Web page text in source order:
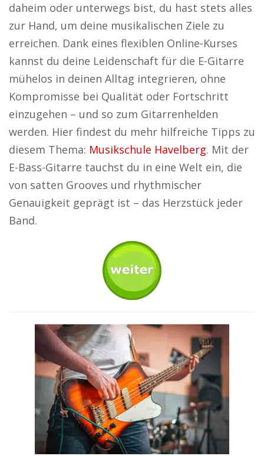
daheim oder unterwegs bist, du hast stets alles
zur Hand, um deine musikalischen Ziele zu
erreichen. Dank eines flexiblen Online-Kurses
kannst du deine Leidenschaft für die E-Gitarre
mühelos in deinen Alltag integrieren, ohne
Kompromisse bei Qualität oder Fortschritt
einzugehen – und so zum Gitarrenhelden
werden. Hier findest du mehr hilfreiche Tipps zu
diesem Thema: Musikschule Havelberg. Mit der
E-Bass-Gitarre tauchst du in eine Welt ein, die
von satten Grooves und rhythmischer
Genauigkeit geprägt ist – das Herzstück jeder
Band.